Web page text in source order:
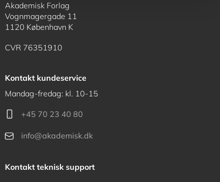
Akademisk Forlag
Vognmagergade 11
1120 København K
CVR 76351910
Kontakt kundeservice
Mandag-fredag: kl. 10-15
+45 70 23 40 80
info@akademisk.dk
Kontakt teknisk support